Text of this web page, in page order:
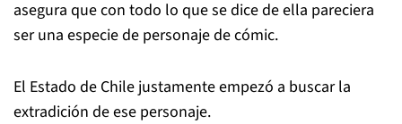
asegura que con todo lo que se dice de ella pareciera
ser una especie de personaje de cómic.
El Estado de Chile justamente empezó a buscar la
extradición de ese personaje.